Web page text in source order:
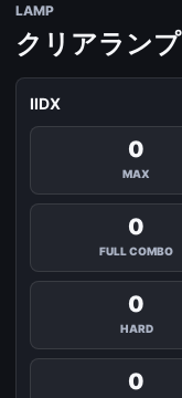
LAMP
クリアランプ
IIDX
0
MAX
0
FULL COMBO
0
HARD
0